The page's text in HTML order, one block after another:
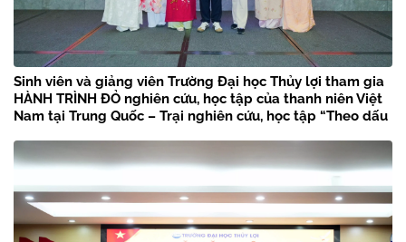
Sinh viên và giảng viên Trường Đại học Thủy lợi tham gia
HÀNH TRÌNH ĐỎ nghiên cứu, học tập của thanh niên Việt
Nam tại Trung Quốc – Trại nghiên cứu, học tập “Theo dấu